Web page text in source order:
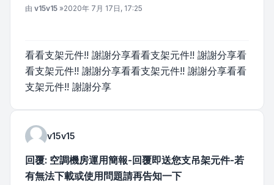
文章
由 v15v15 »2020年 7月 17日, 17:25
看看支架元件!! 謝謝分享看看支架元件!! 謝謝分享看
看支架元件!! 謝謝分享看看支架元件!! 謝謝分享看看
支架元件!! 謝謝分享
v15v15
回覆: 空調機房運用簡報-回覆即送您支吊架元件-若
有無法下載或使用問題請再告知一下